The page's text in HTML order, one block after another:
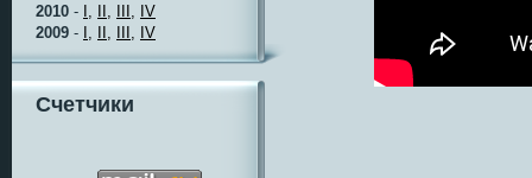
2010 - I, II, III, IV
2009 - I, II, III, IV
Счетчики